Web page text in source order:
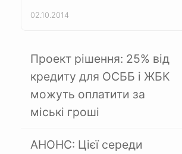
02.10.2014
Проект рішення: 25% від
кредиту для ОСББ і ЖБК
можуть оплатити за
міські гроші
АНОНС: Цієї середи